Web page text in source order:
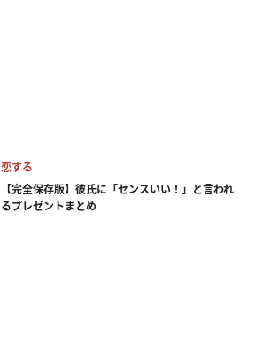
恋する
【完全保存版】彼氏に「センスいい！」と言われ
るプレゼントまとめ